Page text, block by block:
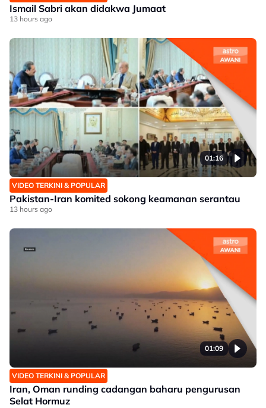
Ismail Sabri akan didakwa Jumaat
13 hours ago
01:16
VIDEO TERKINI & POPULAR
Pakistan-Iran komited sokong keamanan serantau
13 hours ago
01:09
VIDEO TERKINI & POPULAR
Iran, Oman runding cadangan baharu pengurusan
Selat Hormuz